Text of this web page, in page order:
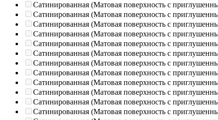
Сатинированная (Матовая поверхность с
Сатинированная (Матовая поверхность с
Сатинированная (Матовая поверхность с
Сатинированная (Матовая поверхность с
Сатинированная (Матовая поверхность с
Сатинированная (Матовая поверхность с
Сатинированная (Матовая поверхность с
Сатинированная (Матовая поверхность с
Сатинированная (Матовая поверхность с
Сатинированная (Матовая поверхность с
Сатинированная (Матовая поверхность с
Сатинированная (Матовая поверхность с